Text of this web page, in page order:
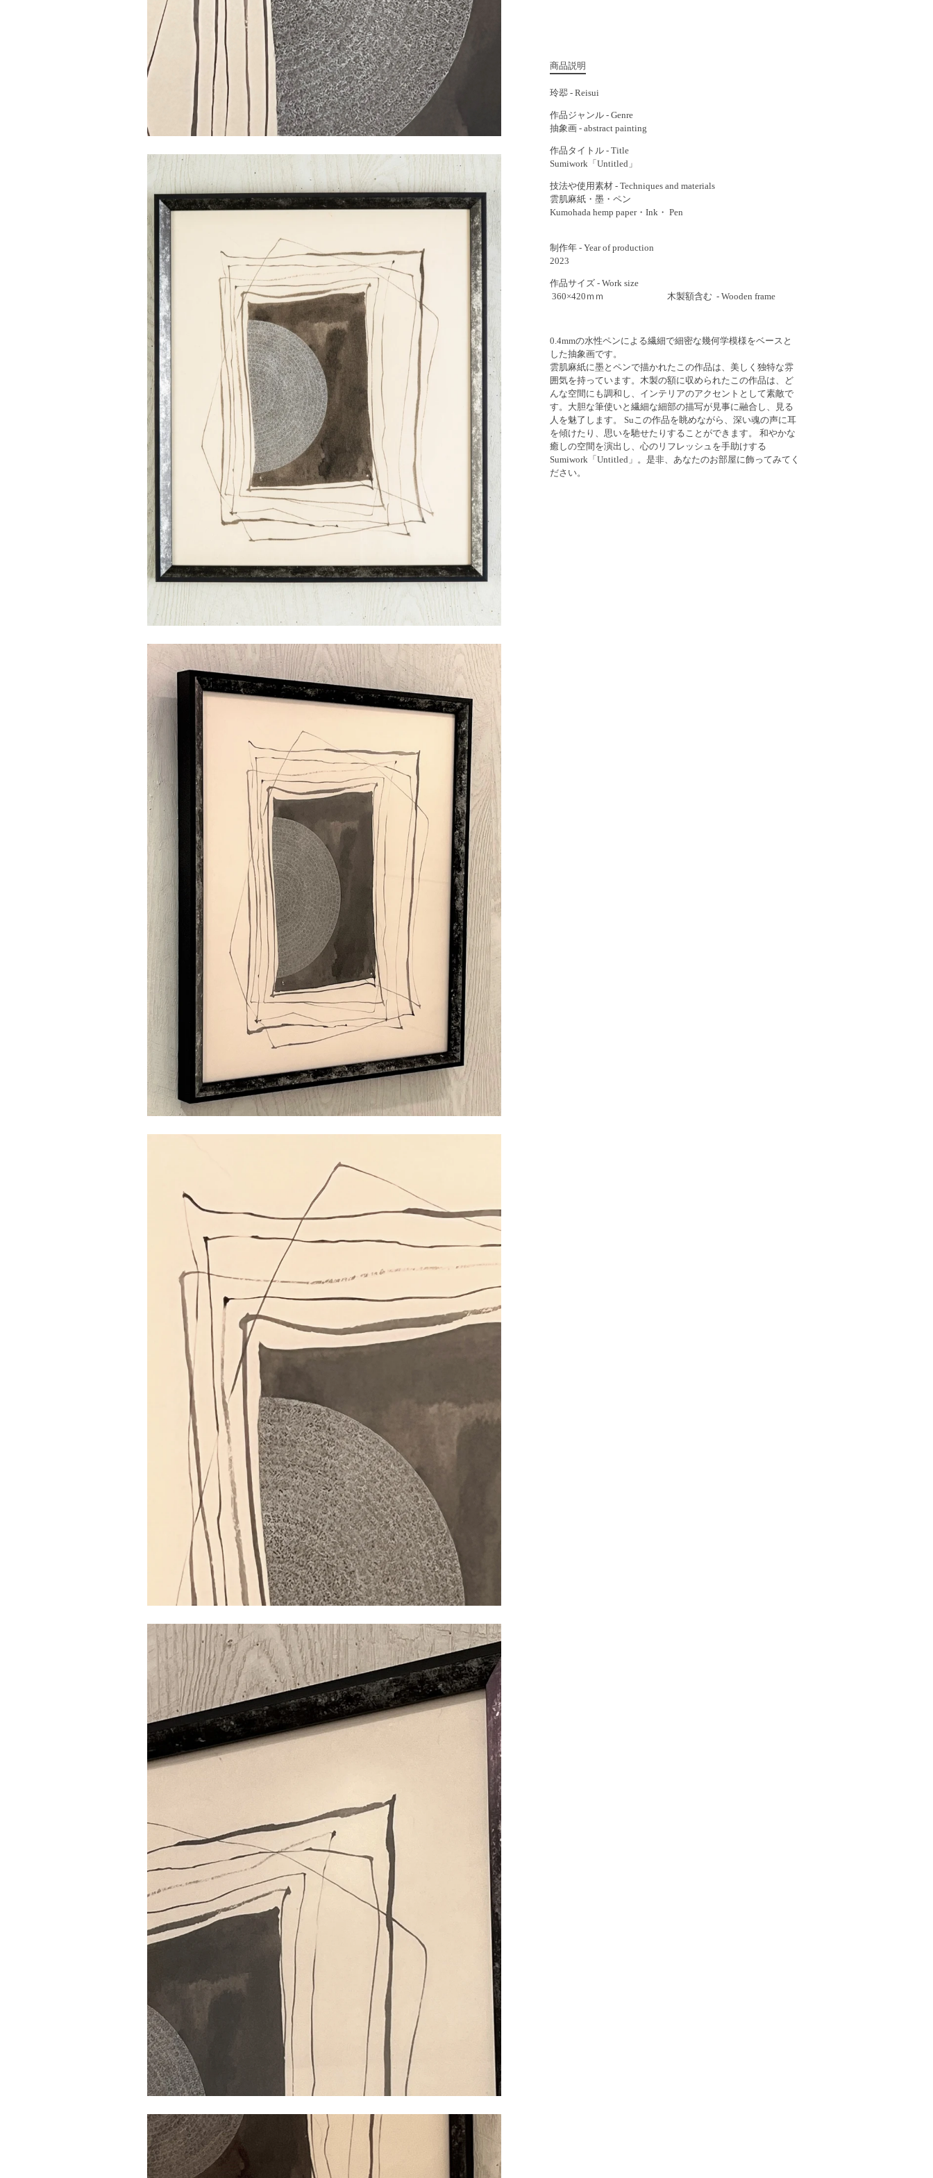
商品説明
玲翆 - Reisui
作品ジャンル - Genre
抽象画 - abstract painting
作品タイトル - Title
Sumiwork「Untitled」
技法や使用素材 - Techniques and materials
雲肌麻紙・墨・ペン
Kumohada hemp paper・Ink・ Pen
制作年 - Year of production
2023
作品サイズ - Work size
360×420ｍｍ 木製額含む - Wooden frame
0.4mmの水性ペンによる繊細で細密な幾何学模様をベースと
した抽象画です。
雲肌麻紙に墨とペンで描かれたこの作品は、美しく独特な雰
囲気を持っています。木製の額に収められたこの作品は、ど
んな空間にも調和し、インテリアのアクセントとして素敵で
す。大胆な筆使いと繊細な細部の描写が見事に融合し、見る
人を魅了します。 Suこの作品を眺めながら、深い魂の声に耳
を傾けたり、思いを馳せたりすることができます。 和やかな
癒しの空間を演出し、心のリフレッシュを手助けする
Sumiwork「Untitled」。是非、あなたのお部屋に飾ってみてく
ださい。